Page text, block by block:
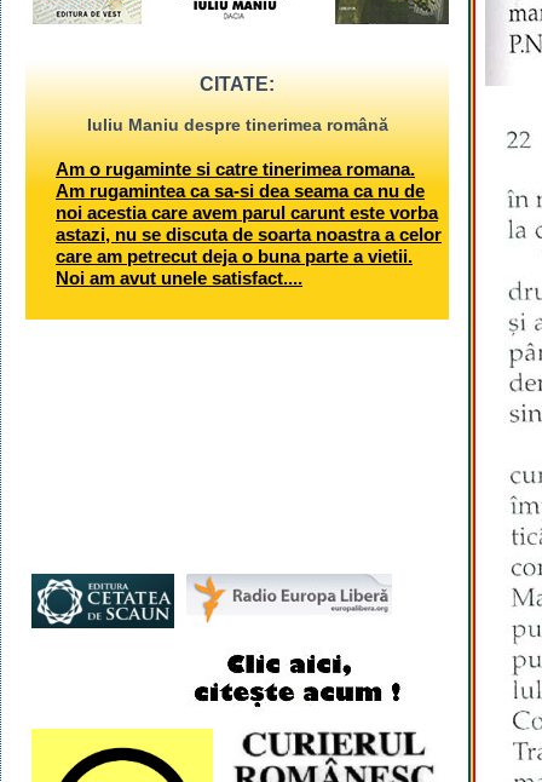
CITATE:
Iuliu Maniu despre tinerimea română
Am o rugaminte si catre tinerimea romana.
Am rugamintea ca sa-si dea seama ca nu de
noi acestia care avem parul carunt este vorba
astazi, nu se discuta de soarta noastra a celor
care am petrecut deja o buna parte a vietii.
Noi am avut unele satisfact....